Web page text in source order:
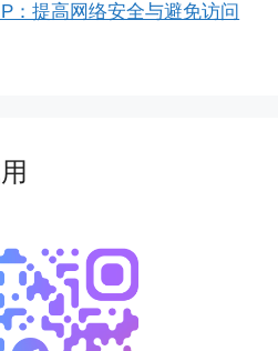
：提高网络安全与避免访问